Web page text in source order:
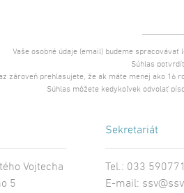
Vaše osobné údaje (email) budeme
Súhlas
zároveň prehlasujete, že ak máte menej ako 16
Súhlas môžete kedykoľvek odvolať
Vojtecha
5
Sekretariát
Tel.: 033
E-mail: